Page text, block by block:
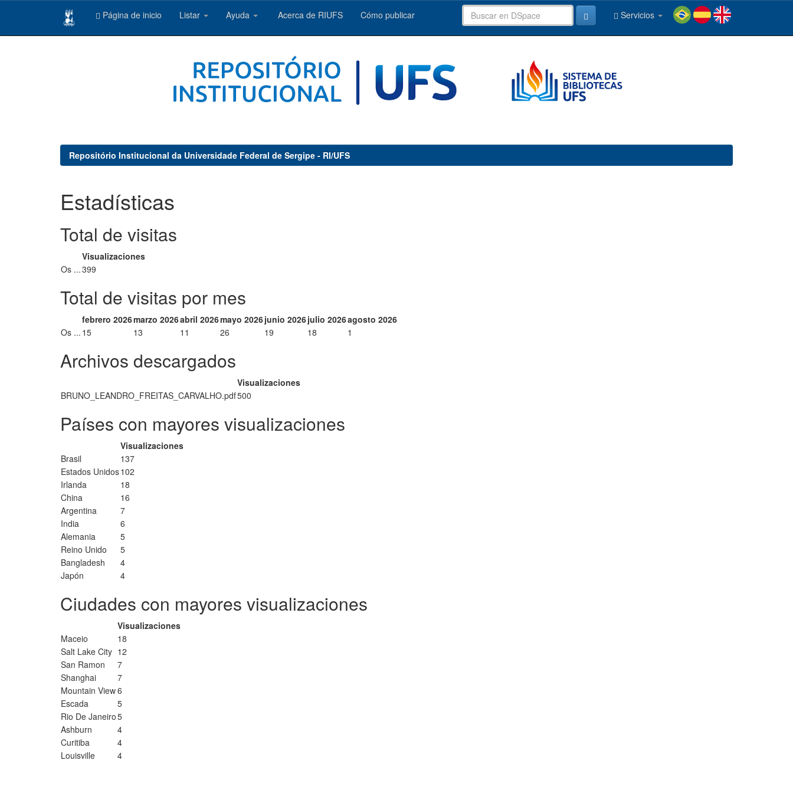
Página de inicio Listar Ayuda Acerca de RIUFS Cómo publicar Servicios
Repositório Institucional da Universidade Federal de Sergipe - RI/UFS
Estadísticas
Total de visitas
Visualizaciones
Os ...399
Total de visitas por mes
febrero 2026marzo 2026abril 2026mayo 2026junio 2026julio 2026agosto 2026
Os ... 15 13 11 26 19 18 1
Archivos descargados
Visualizaciones
BRUNO_LEANDRO_FREITAS_CARVALHO.pdf500
Países con mayores visualizaciones
Visualizaciones
Brasil
137
Estados Unidos102
Irlanda
18
China
16
Argentina
7
India
6
Alemania
5
Reino Unido
5
Bangladesh
4
Japón
4
Ciudades con mayores visualizaciones
Visualizaciones
Maceio
18
Salt Lake City 12
San Ramon
7
Shanghai
7
Mountain View6
Escada
5
Rio De Janeiro5
Ashburn
4
Curitiba
4
Louisville
4